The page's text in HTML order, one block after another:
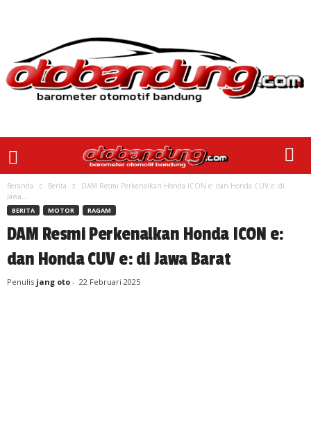
Beranda Berita
DAM Resmi Perkenalkan Honda ICON e: dan Honda CUV e: di
Jawa...
BERITA MOTOR RAGAM
DAM Resmi Perkenalkan Honda ICON e:
dan Honda CUV e: di Jawa Barat
Penulis jang oto - 22 Februari 2025